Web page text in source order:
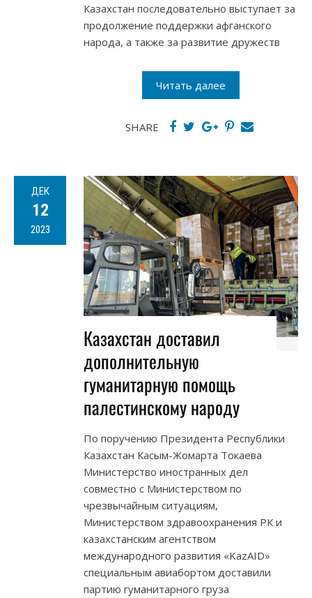
Казахстан последовательно выступает за
продолжение поддержки афганского
народа, а также за развитие дружеств
Читать далее
SHARE
ДЕК
12
2023
​​Казахстан доставил
дополнительную
гуманитарную помощь
палестинскому народу
По поручению Президента Республики
Казахстан Касым-Жомарта Токаева
Министерство иностранных дел
совместно с Министерством по
чрезвычайным ситуациям,
Министерством здравоохранения РК и
казахстанским агентством
международного развития «KazAID»
специальным авиабортом доставили
партию гуманитарного груза